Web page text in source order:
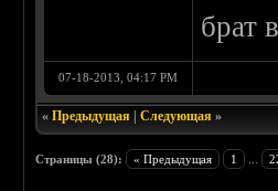
брат
07-18-2013, 04:17 PM
«Предыдущая |Следующая »
Страницы (28): « Предыдущая 1